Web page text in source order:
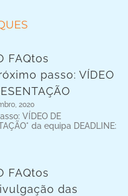
FAQtos
passo: VÍDEO
2020
VÍDEO DE
da equipa DEADLINE:
FAQtos
das